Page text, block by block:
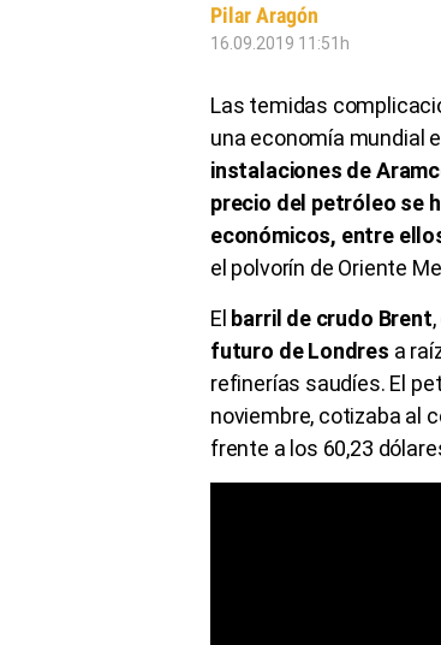
Pilar Aragón
16.09.2019 11:51h
Las temidas
una economía mundial
instalaciones de
precio del petróleo se
económicos, entre
el polvorín de Oriente
El barril de crudo Brent
futuro de Londres a
refinerías saudíes. El
noviembre, cotizaba al
frente a los 60,23